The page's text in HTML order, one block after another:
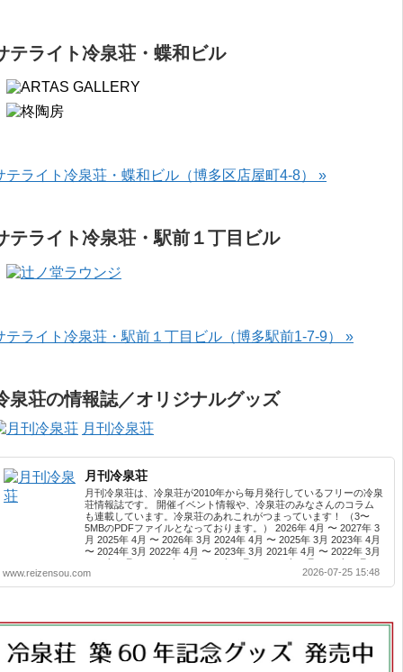
テライト冷泉荘・蝶和ビル
テライト冷泉荘・蝶和ビル（博多区店屋町4-8） »
テライト冷泉荘・駅前１丁目ビル
テライト冷泉荘・駅前１丁目ビル（博多駅前1-7-9） »
泉荘の情報誌／オリジナルグッズ
月刊冷泉荘
月刊冷泉荘
月刊冷泉荘は、冷泉荘が2010年から毎月発行しているフリーの冷泉
荘情報誌です。 開催イベント情報や、冷泉荘のみなさんのコラム
も連載しています。冷泉荘のあれこれがつまっています！ （3〜
5MBのPDFファイルとなっております。） 2026年 4月 〜 2027年 3
月 2025年 4月 〜 2026年 3月 2024年 4月 〜 2025年 3月 2023年 4月
〜 2024年 3月 2022年 4月 〜 2023年 3月 2021年 4月 〜 2022年 3月
2020年 4月 〜 2021年 3月 2019年 4月 〜 2020年 3月 2018年 4月 〜
2019年 3月 2017年 4月 〜 2018年 3月 2016年 4月 〜 2017年 3月
2015年 4月 〜 2016年 3月 2014年 4月 〜 2015年 3月 2013...
www.reizensou.com 2026-07-25 15:48